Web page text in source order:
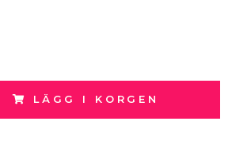
LÄGG I KORGEN